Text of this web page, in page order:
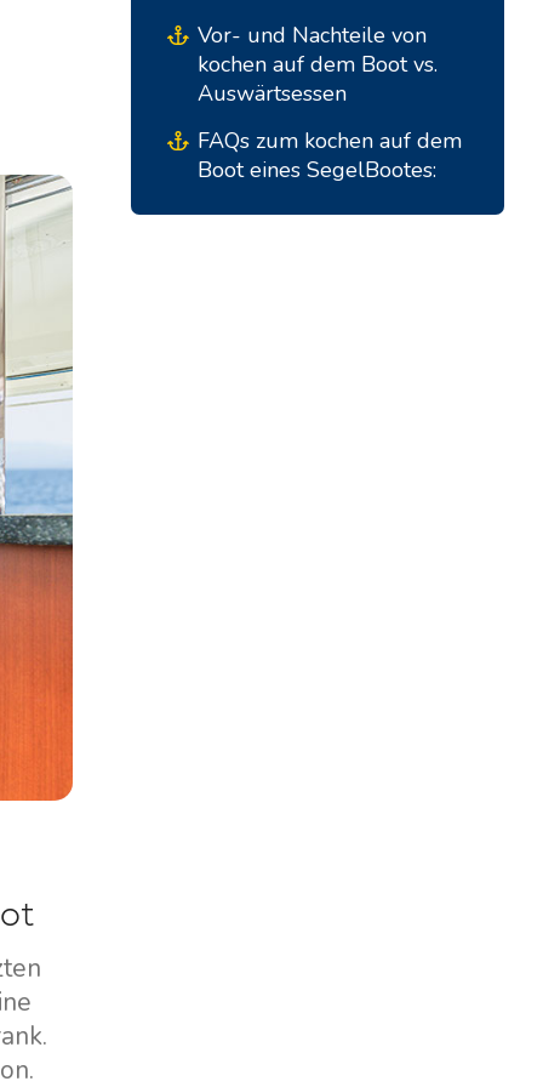
Vor- und Nachteile von
kochen auf dem Boot vs.
Auswärtsessen
FAQs zum kochen auf dem
Boot eines SegelBootes:
Marina Trogir - SCT
ACI Marina Dubrovnik,
Komolac
Nordbasen
Pula, ACI Marina Pomer
Pula, Marina Polesana
Marina Punat, Krk